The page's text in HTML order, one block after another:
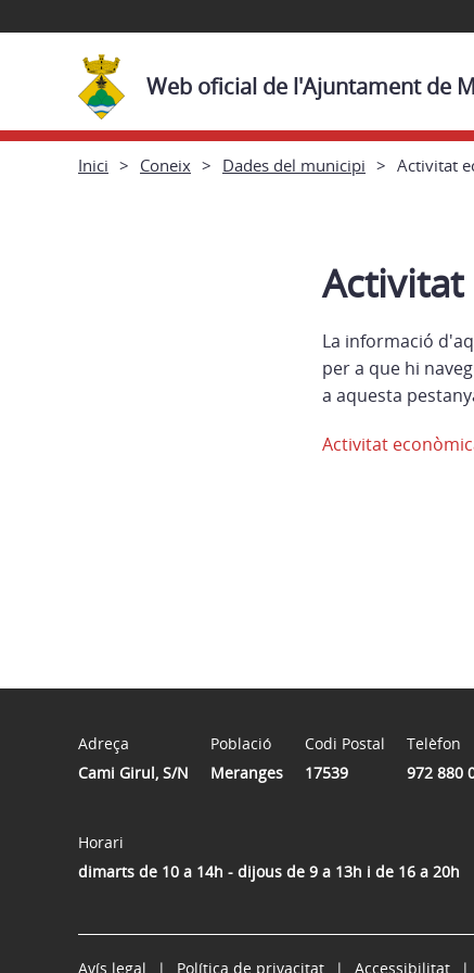
Web oficial de l'Ajuntament de
Inici Coneix Dades del municipi Activitat
La informació
per a que hi
a aquesta
Activitat
Adreça
Cami Girul, S/N
Població
Meranges
Codi Postal
17539
Telèfon
972 880
Horari
dimarts de 10 a 14h - dijous de 9 a 13h i de 16 a 20h
Avís legal Política de privacitat Accessibilitat